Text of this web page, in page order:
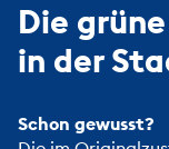
Die
in der
Schon gewusst?